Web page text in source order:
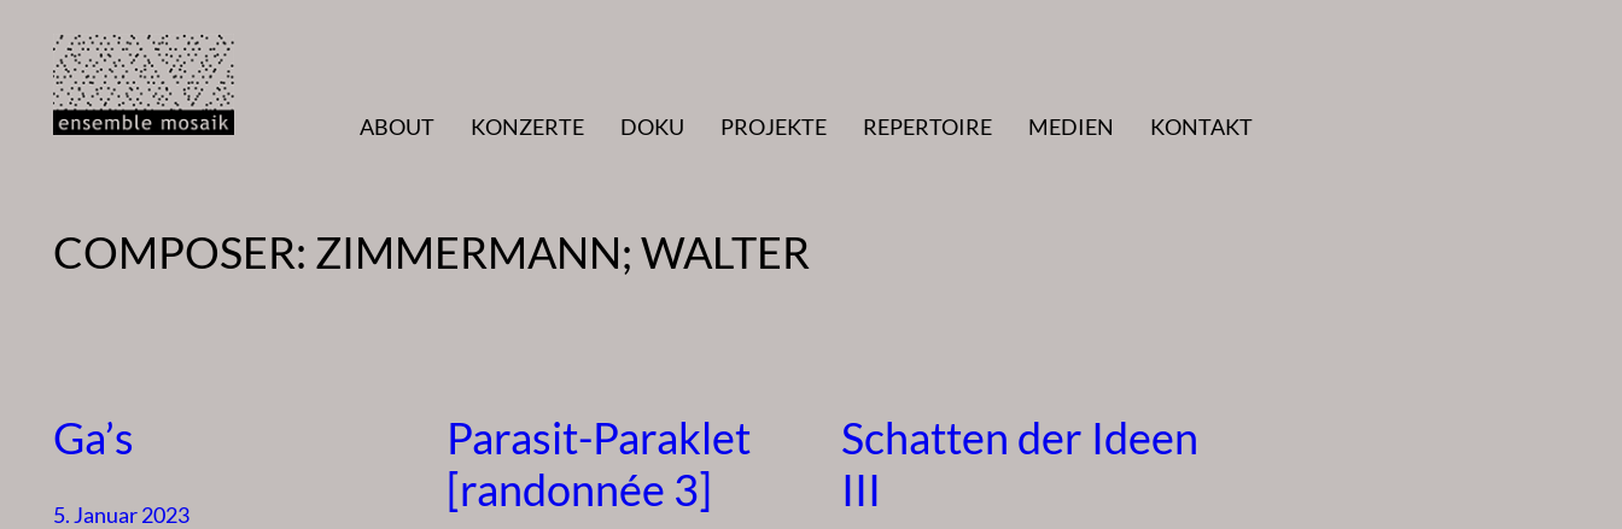
Inhalt
springen
ABOUT
KONZERTE DOKU PROJEKTE REPERTOIRE MEDIEN KONTAKT
COMPOSER: ZIMMERMANN; WALTER
Ga’s
5. Januar 2023
Parasit-Paraklet
[randonnée 3]
Schatten der Ideen
III